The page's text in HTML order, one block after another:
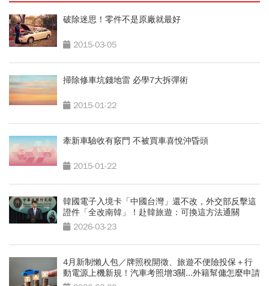
破除迷思！零件不是原廠就最好
2015-03-05
掃除修車坑錢地雷 必學7大拆彈術
2015-01-22
牽新車驗收有竅門 不被買車喜悅沖昏頭
2015-01-22
韓國電子入境卡「中國台灣」還不改，外交部反擊這
證件「全改南韓」！赴韓旅遊：可換這方法通關
2026-03-23
4月新制懶人包／牌照稅開徵、旅遊不便險投保＋行
動電源上機新規！汽車考照增3關...外籍幫傭怎麼申請